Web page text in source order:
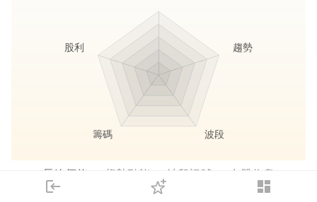
login dashboard
下單
長線價值 趨勢動能 波段訊號 存股收息
趨勢
波段
籌碼
股利